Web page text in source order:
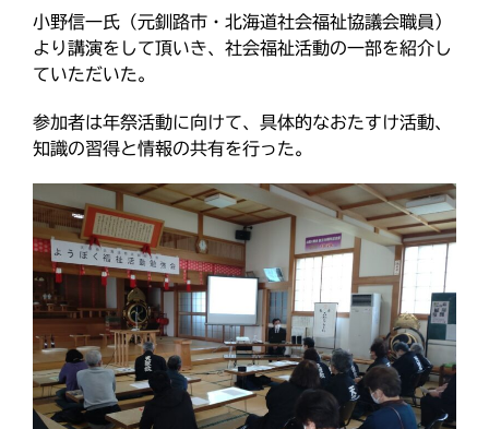
最近の投稿
2026年8月 教区長あいさつ
教区合唱団 コーラスフェステ
天塩支部 おつとめ総会
札幌東支部・婦人会合同総会
カテゴリー
o
o
k
e
r
小野信一氏（元釧路市・北海道社会福祉協議会職員）
より講演をして頂いき、社会福祉活動の一部を紹介し
ていただいた。
参加者は年祭活動に向けて、具体的なおたすけ活動、
知識の習得と情報の共有を行った。